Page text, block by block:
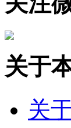
关于
关